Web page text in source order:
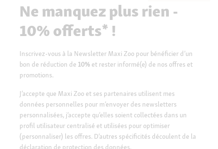
Ne manquez plus rien -
10% offerts* !
Inscrivez-vous à la Newsletter Maxi Zoo pour bénéficier d’un
bon de réduction de 10% et rester informé(e) de nos offres et
promotions.
J’accepte que Maxi Zoo et ses partenaires utilisent mes
données personnelles pour m’envoyer des newsletters
personnalisées, j’accepte qu’elles soient collectées dans un
profil utilisateur centralisé et utilisées pour optimiser
(personnaliser) les offres. D’autres spécificités découlent de la
déclaration de protection des données.